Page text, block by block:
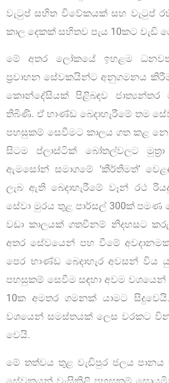
වැටුප් සහිත විවේකයක් සහ වැටුප්
කාල දෙකක් සහිතව පැය 10කට වැඩි
මේ අතර ලෝකයේ ඉහළම
ප්‍රවාහන සේවකයින්ට අනුගමනය
කොන්දේසියක් පිළිබඳව ජාත්‍යන්තර
තිබිණි. ඒ භාණ්ඩ බෙදාහැරීමේ තම
පහසුකම් සෙවීමට කාලය ගත කළ
සිටම ප්ලාස්ටික් බෝතල්වලට
ඇමසෝන් සමාගමේ ‘කීර්තිමත්’
ලැබ ඇති බෙදාහැරීමේ වෑන් රථ
සේවා මුරය තුළ පාර්සල් 300ක් පමණ
වඩා කාලයක් ගතවීනම් නිදහසට
අතර සේවයෙන් පහ වීමේ
පෙර භාණ්ඩ බෙදාහැර අවසන් විය
පහසුකම් සෙවීම සඳහා අවම වශයෙන්
10ක අමතර ගමනක් යාමට
වශයෙන් සමස්තයක් ලෙස වරකට
වෙයි.
මේ තත්වය තුළ වැඩිපුර ජලය පානය
සේවකයන් වැසිකිළි පහසුකම්